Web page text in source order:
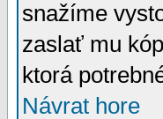
snažíme
zaslať mu
ktorá
Návrat hore